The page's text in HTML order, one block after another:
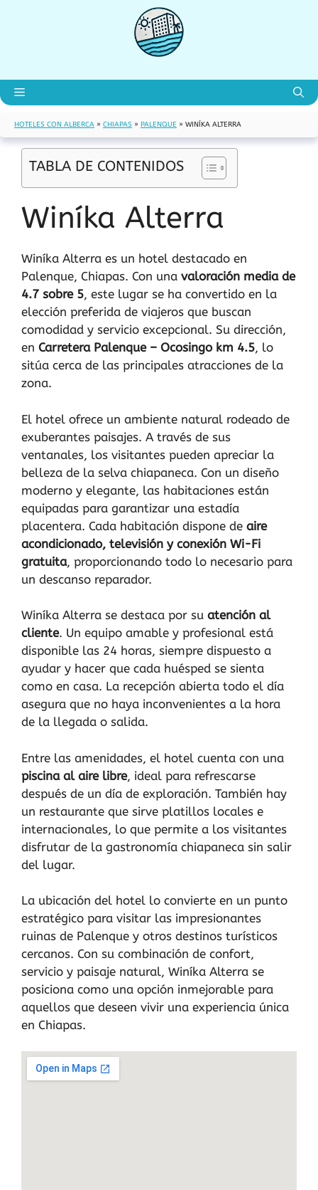
Menú
HOTELES CON ALBERCA » CHIAPAS » PALENQUE » WINÍKA ALTERRA
TABLA DE CONTENIDOS
Winíka Alterra
Winíka Alterra es un hotel destacado en
Palenque, Chiapas. Con una valoración media de
4.7 sobre 5, este lugar se ha convertido en la
elección preferida de viajeros que buscan
comodidad y servicio excepcional. Su dirección,
en Carretera Palenque – Ocosingo km 4.5, lo
sitúa cerca de las principales atracciones de la
zona.
El hotel ofrece un ambiente natural rodeado de
exuberantes paisajes. A través de sus
ventanales, los visitantes pueden apreciar la
belleza de la selva chiapaneca. Con un diseño
moderno y elegante, las habitaciones están
equipadas para garantizar una estadía
placentera. Cada habitación dispone de aire
acondicionado, televisión y conexión Wi-Fi
gratuita, proporcionando todo lo necesario para
un descanso reparador.
Winíka Alterra se destaca por su atención al
cliente. Un equipo amable y profesional está
disponible las 24 horas, siempre dispuesto a
ayudar y hacer que cada huésped se sienta
como en casa. La recepción abierta todo el día
asegura que no haya inconvenientes a la hora
de la llegada o salida.
Entre las amenidades, el hotel cuenta con una
piscina al aire libre, ideal para refrescarse
después de un día de exploración. También hay
un restaurante que sirve platillos locales e
internacionales, lo que permite a los visitantes
disfrutar de la gastronomía chiapaneca sin salir
del lugar.
La ubicación del hotel lo convierte en un punto
estratégico para visitar las impresionantes
ruinas de Palenque y otros destinos turísticos
cercanos. Con su combinación de confort,
servicio y paisaje natural, Winíka Alterra se
posiciona como una opción inmejorable para
aquellos que deseen vivir una experiencia única
en Chiapas.